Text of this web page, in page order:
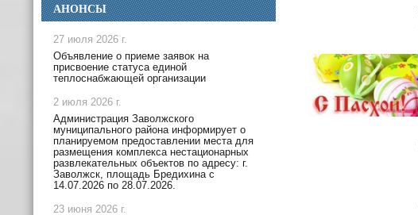
АНОНСЫ
27 июля 2026 г.
Объявление о приеме заявок на
присвоение статуса единой
теплоснабжающей организации
2 июля 2026 г.
Администрация Заволжского
муниципального района информирует о
планируемом предоставлении места для
размещения комплекса нестационарных
развлекательных объектов по адресу: г.
Заволжск, площадь Бредихина с
14.07.2026 по 28.07.2026.
23 июня 2026 г.